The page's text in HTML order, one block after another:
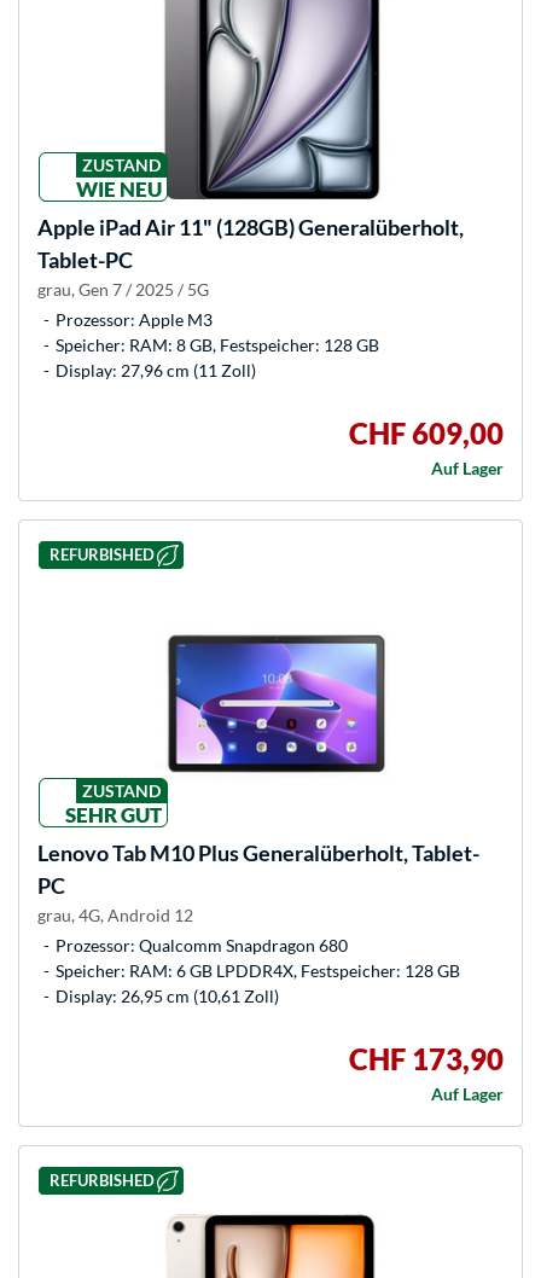
ZUSTAND
WIE NEU
Apple iPad Air 11" (128GB) Generalüberholt,
Tablet-PC
grau, Gen 7 / 2025 / 5G
Prozessor: Apple M3
Speicher: RAM: 8 GB, Festspeicher: 128 GB
Display: 27,96 cm (11 Zoll)
CHF 609,00
Auf Lager
REFURBISHED
ZUSTAND
SEHR GUT
LenovoTab M10 Plus Generalüberholt, Tablet-
PC
grau, 4G, Android 12
Prozessor: Qualcomm Snapdragon 680
Speicher: RAM: 6 GB LPDDR4X, Festspeicher: 128 GB
Display: 26,95 cm (10,61 Zoll)
CHF 173,90
Auf Lager
REFURBISHED